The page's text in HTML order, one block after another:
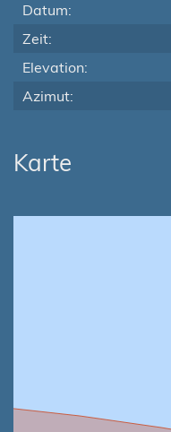
Datum:
Zeit:
Elevation:
Azimut:
Karte